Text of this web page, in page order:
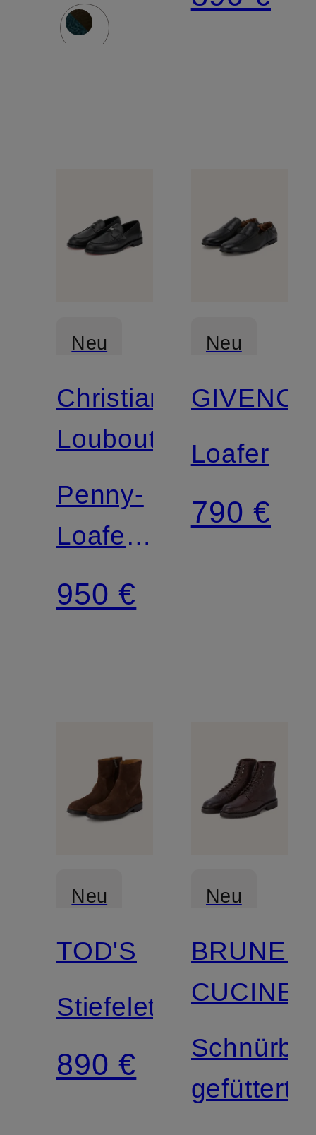
Neu
Christian
Louboutin
Penny-
Loafer
THE
PLATO
950 €
Neu
Loafer
790 €
Neu
TOD'S
Stiefeletten
890 €
Neu
gefüttert